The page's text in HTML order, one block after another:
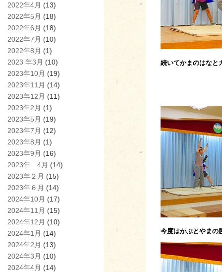
2022年4月 (13)
2022年5月 (18)
2022年6月 (18)
2022年7月 (10)
2022年8月 (1)
2023 年3月 (10)
2023年10月 (19)
2023年11月 (14)
2023年12月 (11)
2023年2月 (1)
2023年5月 (19)
2023年7月 (12)
2023年8月 (1)
2023年9月 (16)
2023年 4月 (14)
2023年２月 (15)
2023年６月 (14)
2024年10月 (17)
2024年11月 (15)
2024年12月 (10)
2024年1月 (14)
2024年2月 (13)
2024年3月 (10)
2024年4月 (14)
続いてかまのはなと
今度はかぶとやまの